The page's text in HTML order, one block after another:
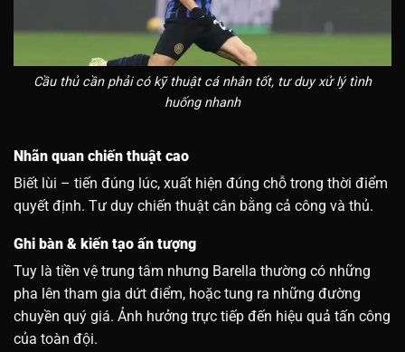
Cầu thủ cần phải có kỹ thuật cá nhân tốt, tư duy xử lý tình
huống nhanh
Nhãn quan chiến thuật cao
Biết lùi – tiến đúng lúc, xuất hiện đúng chỗ trong thời điểm
quyết định. Tư duy chiến thuật cân bằng cả công và thủ.
Ghi bàn & kiến tạo ấn tượng
Tuy là tiền vệ trung tâm nhưng Barella thường có những
pha lên tham gia dứt điểm, hoặc tung ra những đường
chuyền quý giá. Ảnh hưởng trực tiếp đến hiệu quả tấn công
của toàn đội.